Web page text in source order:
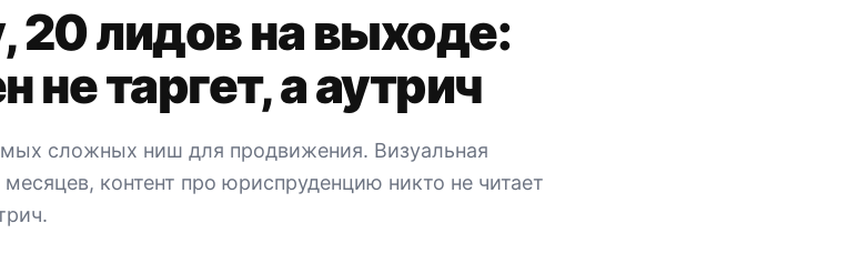
20 лидов на выходе:
таргет, а аутрич
сложных ниш для продвижения. Визуальная
контент про юриспруденцию никто не читает